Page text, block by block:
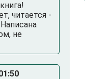
читается -
не